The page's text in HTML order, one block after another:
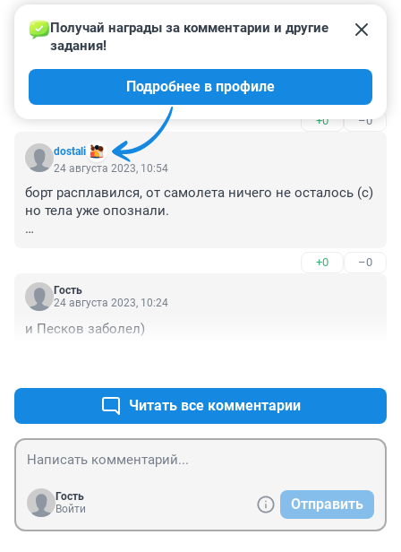
Гость
24 августа 2023, 11:20
Вроде умный был мужик Пригожин , а не понял что
начатое надо до конца доводить ...
+0 –0
dostali
Получай награды за комментарии и другие
задания!
Подробнее в профиле
24 августа 2023, 10:54
борт расплавился, от самолета ничего не осталось (с)
но тела уже опознали.
+0 –0
Гость
24 августа 2023, 10:24
и Песков заболел)
Читать все комментарии
Гость
Войти
Отправить